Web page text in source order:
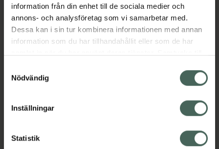
information från din enhet till de sociala medier och
annons- och analysföretag som vi samarbetar med.
Dessa kan i sin tur kombinera informationen med annan
information som du har tillhandahållit eller som de har
återkalla ditt samtycke via webbplatsens
cookieinställningar. Ett återkallat samtycke påverkar inte
lagligheten av behandling som skett innan återkallelsen.
Nödvändig
Inställningar
Statistik
Köp Desonix 32 mikrogram/dos, 70 kr.
Köp OtriCare
Nässpray
50 mikrogram/dos